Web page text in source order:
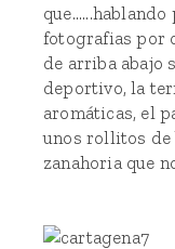
fotografias por
de arriba abajo
deportivo, la
aromáticas, el
unos rollitos de
zanahoria que